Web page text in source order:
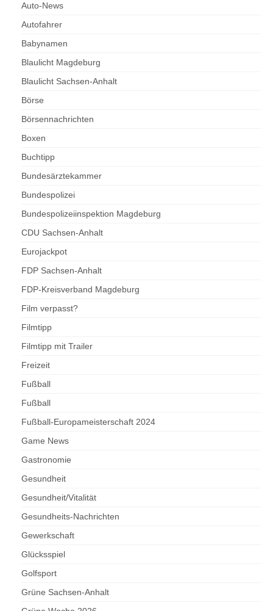
Auto-News
Autofahrer
Babynamen
Blaulicht Magdeburg
Blaulicht Sachsen-Anhalt
Börse
Börsennachrichten
Boxen
Buchtipp
Bundesärztekammer
Bundespolizei
Bundespolizeiinspektion Magdeburg
CDU Sachsen-Anhalt
Eurojackpot
FDP Sachsen-Anhalt
FDP-Kreisverband Magdeburg
Film verpasst?
Filmtipp
Filmtipp mit Trailer
Freizeit
Fußball
Fußball
Fußball-Europameisterschaft 2024
Game News
Gastronomie
Gesundheit
Gesundheit/Vitalität
Gesundheits-Nachrichten
Gewerkschaft
Glücksspiel
Golfsport
Grüne Sachsen-Anhalt